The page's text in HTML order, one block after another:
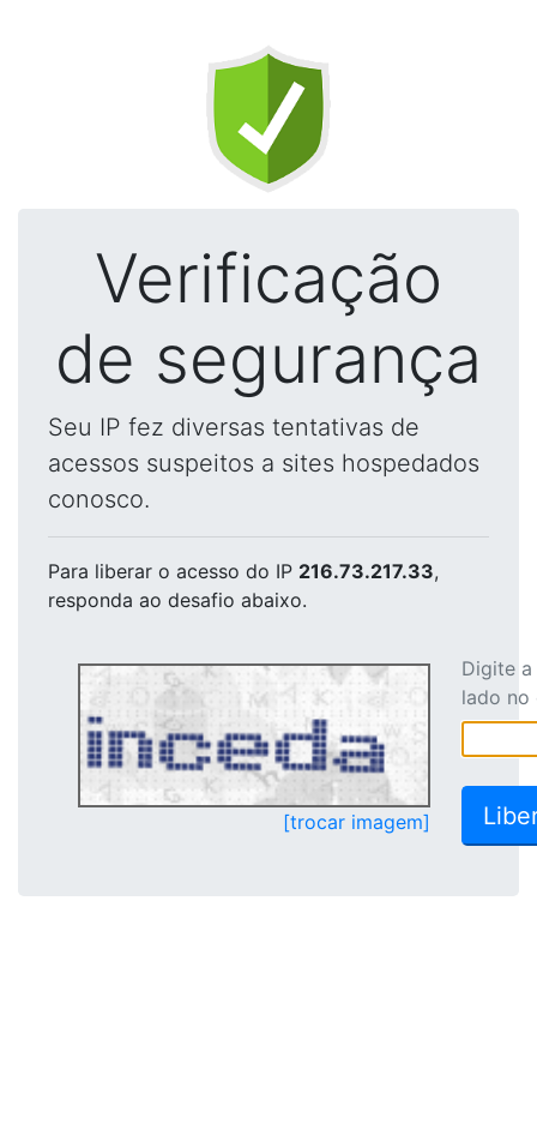
Verificação
de segurança
Seu IP fez diversas tentativas de
acessos suspeitos a sites hospedados
conosco.
Para liberar o acesso do IP 216.73.217.33,
responda ao desafio abaixo.
[trocar imagem]
Digite
lado no